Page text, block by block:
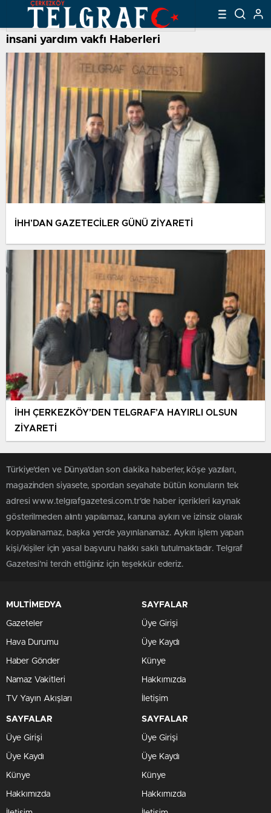
insani yardım vakfı Haberleri
İHH’DAN GAZETECİLER GÜNÜ ZİYARETİ
İHH ÇERKEZKÖY’DEN TELGRAF’A HAYIRLI OLSUN
ZİYARETİ
Türkiye'den ve Dünya’dan son dakika haberler, köşe yazıları,
magazinden siyasete, spordan seyahate bütün konuların tek
adresi www.telgrafgazetesi.com.tr’de haber içerikleri kaynak
gösterilmeden alıntı yapılamaz, kanuna aykırı ve izinsiz olarak
kopyalanamaz, başka yerde yayınlanamaz. Aykırı işlem yapan
kişi/kişiler için yasal başvuru hakkı saklı tutulmaktadır. Telgraf
Gazetesi’ni tercih ettiğiniz için teşekkür ederiz.
MULTİMEDYA
Gazeteler
Hava Durumu
Haber Gönder
Namaz Vakitleri
TV Yayın Akışları
SAYFALAR
Üye Girişi
Üye Kaydı
Künye
Hakkımızda
İletişim
SAYFALAR
Üye Girişi
Üye Kaydı
Künye
Hakkımızda
SAYFALAR
Üye Girişi
Üye Kaydı
Künye
Hakkımızda